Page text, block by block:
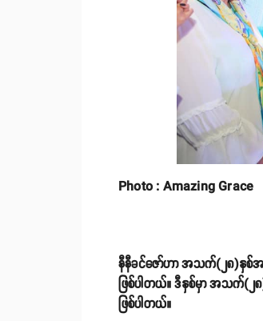
Photo : Amazing Grace
နီနီခင်ဇော်ဟာ အသက်(၂၈)နှစ်အရွ
ဖြစ်ပါတယ်။ ဒီနှစ်မှာ အသက်(၂
ဖြစ်ပါတယ်။